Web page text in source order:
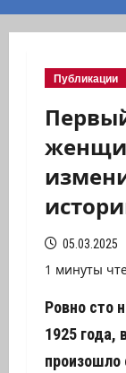
Публикации
05.03.2025
1 минуты
Ровно сто
1925 года,
произошло